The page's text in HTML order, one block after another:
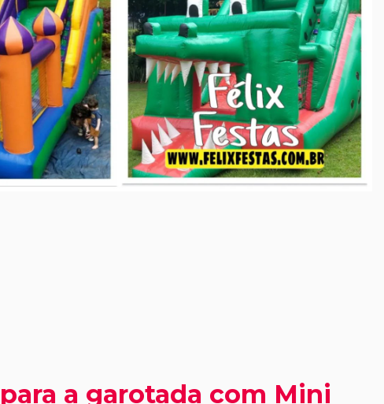
a garotada com Mini